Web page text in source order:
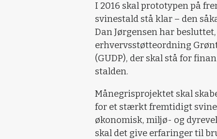
I 2016 skal prototypen på
svinestald stå klar – den
Dan Jørgensen har
erhvervsstøtteordning
(GUDP), der skal stå for
stalden.
Månegrisprojektet skal
for et stærkt fremtidigt
økonomisk, miljø- og
skal det give erfaringer til